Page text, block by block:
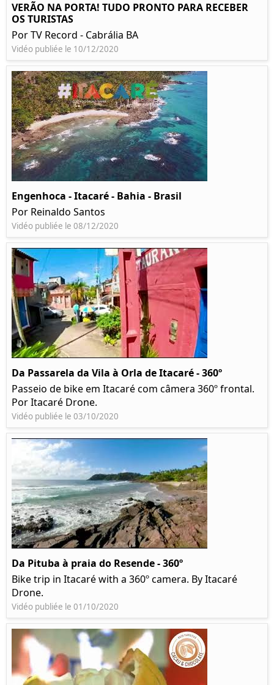
VERÃO NA PORTA! TUDO PRONTO PARA RECEBER
OS TURISTAS
Por TV Record - Cabrália BA
Vidéo publiée le 10/12/2020
Engenhoca - Itacaré - Bahia - Brasil
Por Reinaldo Santos
Vidéo publiée le 08/12/2020
Da Passarela da Vila à Orla de Itacaré - 360º
Passeio de bike em Itacaré com câmera 360º frontal.
Por Itacaré Drone.
Vidéo publiée le 03/10/2020
Da Pituba à praia do Resende - 360º
Bike trip in Itacaré with a 360º camera. By Itacaré
Drone.
Vidéo publiée le 01/10/2020